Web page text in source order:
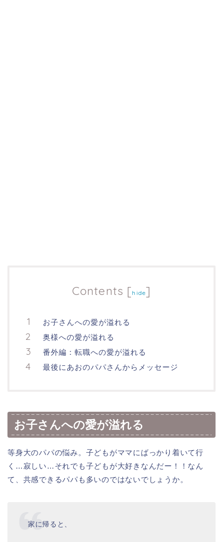
Contents [ hide]
お子さんへの愛が溢れる
奥様への愛が溢れる
番外編：転職への愛が溢れる
最後にあおのパパさんからメッセージ
お子さんへの愛が溢れる
等身大のパパの悩み。子どもがママにばっかり着いて行
く…寂しい…それでも子どもが大好きなんだー！！なん
て、共感できるパパも多いのではないでしょうか。
家に帰ると、